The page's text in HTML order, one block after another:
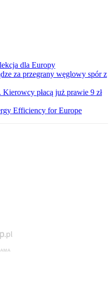
dla Europy
za przegrany węglowy spór z
płacą już prawie 9 zł
Efficiency for Europe